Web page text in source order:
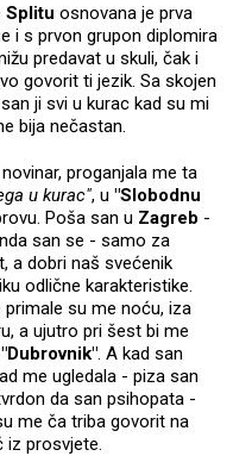
Splitu osnovana je prva
i s prvon grupon diplomira
predavat u skuli, čak i
govorit ti jezik. Sa skojen
ji svi u kurac kad su mi
bija nečastan.
proganjala me ta
u kurac", u "Slobodnu
Poša san u Zagreb -
san se - samo za
a dobri naš svećenik
odlične karakteristike.
primale su me noću, iza
a ujutro pri šest bi me
"Dubrovnik". A kad san
me ugledala - piza san
da san psihopata -
me ča triba govorit na
iz prosvjete.